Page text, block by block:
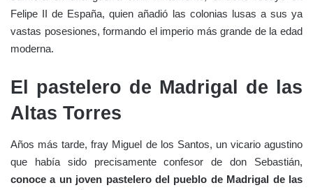
Felipe II de España, quien añadió las colonias lusas a sus ya
vastas posesiones, formando el imperio más grande de la edad
moderna.
El pastelero de Madrigal de las
Altas Torres
Años más tarde, fray Miguel de los Santos, un vicario agustino
que había sido precisamente confesor de don Sebastián,
conoce a un joven pastelero del pueblo de Madrigal de las